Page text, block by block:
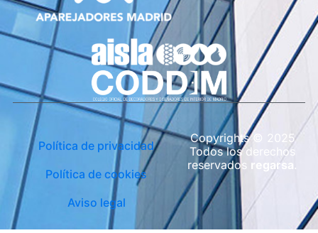
Política de privacidad
Política de cookies
Aviso legal
Copyrights © 2025
Todos los derechos
reservados regarsa .